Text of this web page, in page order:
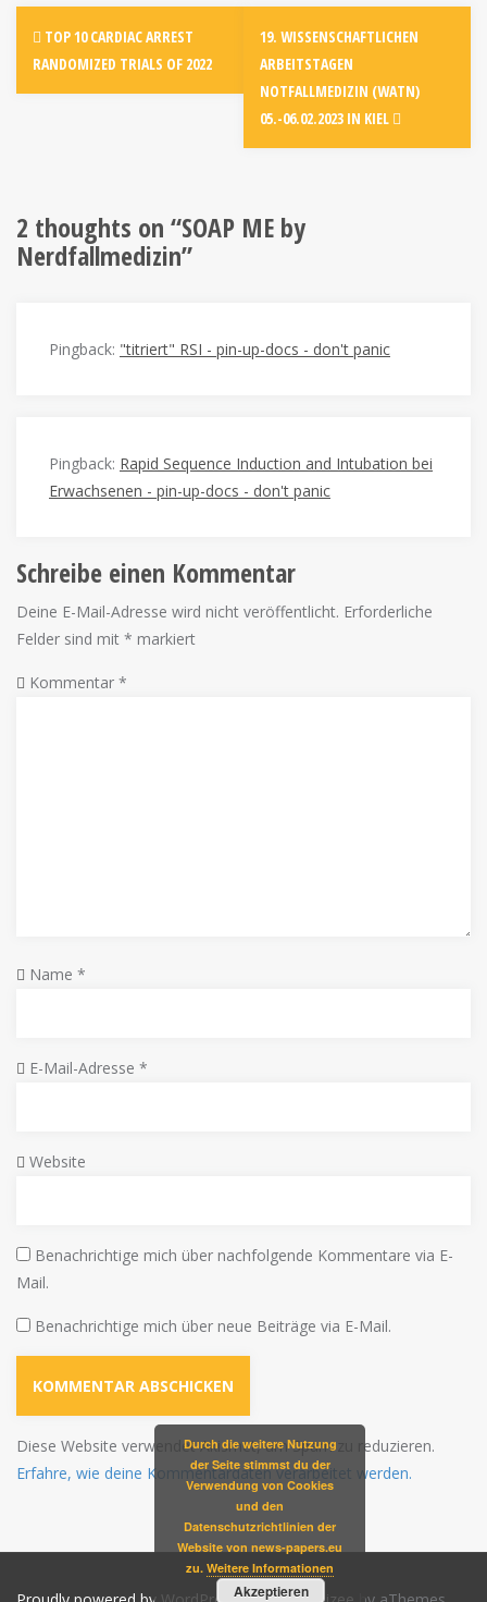
TOP 10 CARDIAC ARREST
RANDOMIZED TRIALS OF 2022
19. WISSENSCHAFTLICHEN
ARBEITSTAGEN
NOTFALLMEDIZIN (WATN)
05.-06.02.2023 IN KIEL
2 thoughts on “SOAP ME by
Nerdfallmedizin”
Pingback: "titriert" RSI - pin-up-docs - don't panic
Pingback: Rapid Sequence Induction and Intubation bei
Erwachsenen - pin-up-docs - don't panic
Schreibe einen Kommentar
Deine E-Mail-Adresse wird nicht veröffentlicht. Erforderliche
Felder sind mit * markiert
Kommentar *
Name *
E-Mail-Adresse *
Website
Benachrichtige mich über nachfolgende Kommentare via E-
Mail.
Benachrichtige mich über neue Beiträge via E-Mail.
Diese Website verwendet Akismet, um Spam zu reduzieren.
Erfahre, wie deine Kommentardaten verarbeitet werden.
Durch die weitere Nutzung
der Seite stimmst du der
Verwendung von Cookies
und den
Datenschutzrichtlinien der
Website von news-papers.eu
zu. Weitere Informationen
Akzeptieren